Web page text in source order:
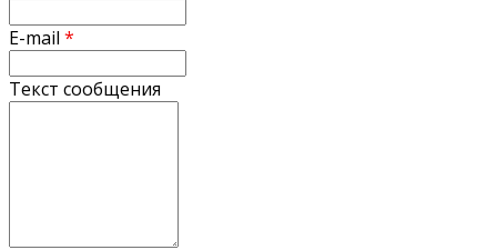
E-mail *
Текст сообщения